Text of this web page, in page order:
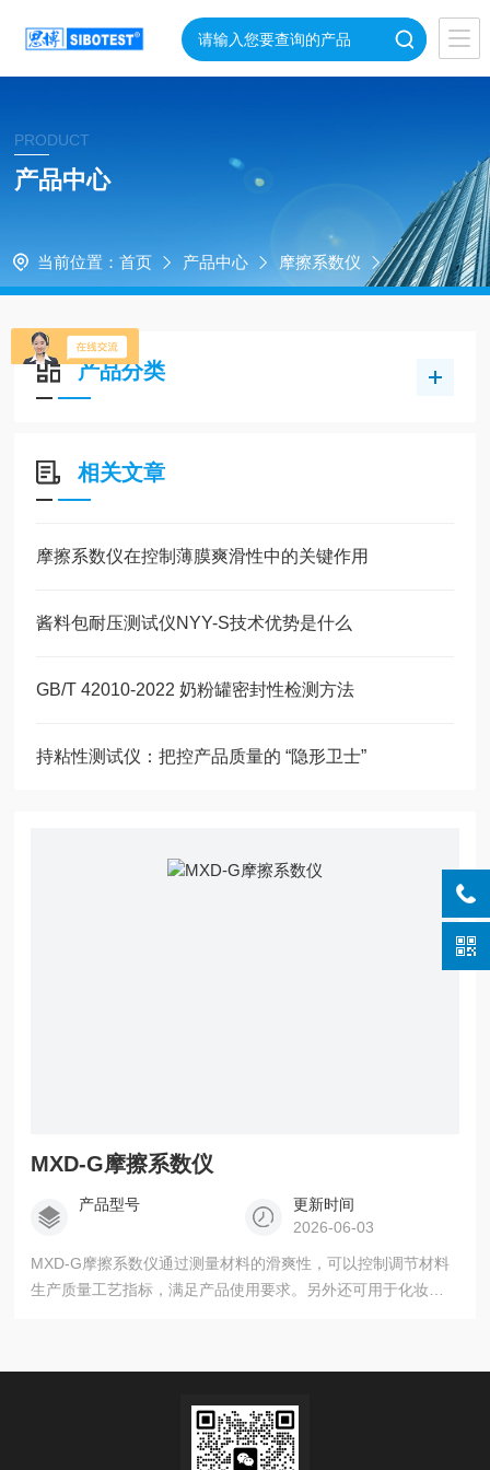
PRODUCT
产品中心
当前位置： 首页 产品中心 摩擦系数仪
产品分类
相关文章
摩擦系数仪在控制薄膜爽滑性中的关键作用
酱料包耐压测试仪NYY-S技术优势是什么
GB/T 42010-2022 奶粉罐密封性检测方法
持粘性测试仪：把控产品质量的 “隐形卫士”
MXD-G摩擦系数仪
产品型号
更新时间
2026-06-03
MXD-G摩擦系数仪通过测量材料的滑爽性，可以控制调节材料
生产质量工艺指标，满足产品使用要求。另外还可用于化妆品